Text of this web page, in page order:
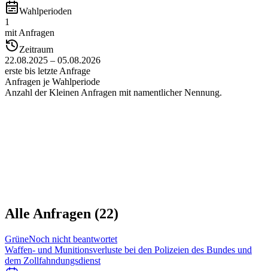
Wahlperioden
1
mit Anfragen
Zeitraum
22.08.2025 – 05.08.2026
erste bis letzte Anfrage
Anfragen je Wahlperiode
Anzahl der Kleinen Anfragen mit namentlicher Nennung.
Alle Anfragen (22)
GrüneNoch nicht beantwortet
Waffen- und Munitionsverluste bei den Polizeien des Bundes und
dem Zollfahndungsdienst